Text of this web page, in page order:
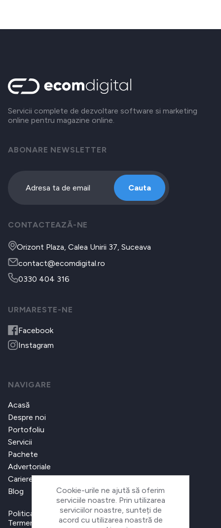
Servicii complete de dezvoltare software si marketing
online pentru magazine online.
ABONARE NEWSLETTER
Cauta
CONTACTEAZĂ-NE
Orizont Plaza, Calea Unirii 37, Suceava
contact@ecomdigital.ro
0330 404 316
URMARESTE-NE
Facebook
Instagram
NAVIGARE
Acasă
Despre noi
Portofoliu
Servicii
Pachete
Advertoriale
Cariere
Blog
Politica de confidențialitate
Termeni și condiții
Cookie-urile ne ajută să oferim
serviciile noastre. Prin utilizarea
serviciilor noastre, sunteți de
acord cu utilizarea noastră de